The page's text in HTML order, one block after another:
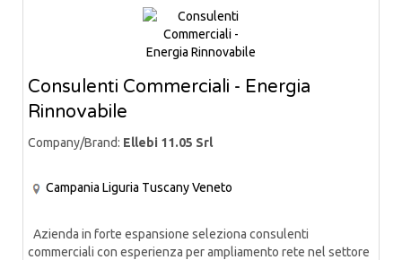
Consulenti Commerciali - Energia
Rinnovabile
Company/Brand: Ellebi 11.05 Srl
Campania Liguria TuscanyVeneto
Azienda in forte espansione seleziona consulenti
commerciali con esperienza per ampliamento rete nel settore